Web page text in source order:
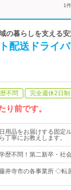
1
の暮らしを支える
配送ドライ
不問 完全週休2日制
り前です。
用品をお届けする固定
丁寧にお教えします。
歴不問！第二新卒・
井寺市の各事業所 ◇